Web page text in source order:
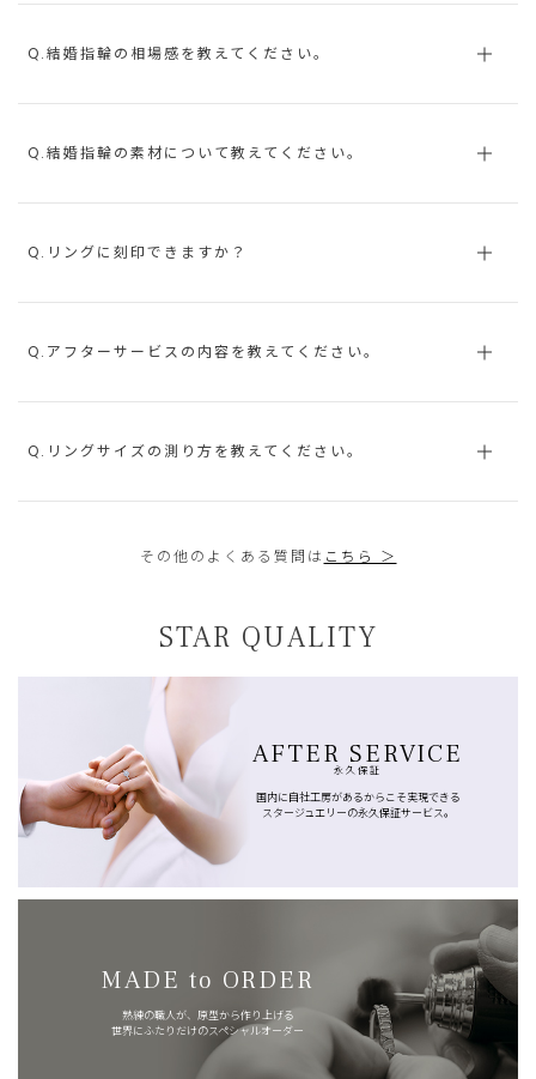
Q.結婚指輪の相場感を教えてください。
Q.結婚指輪の素材について教えてください。
Q.リングに刻印できますか？
Q.アフターサービスの内容を教えてください。
Q.リングサイズの測り方を教えてください。
その他のよくある質問は こちら ＞
STAR QUALITY
AFTER SERVICE
永久保証
国内に自社工房があるからこそ実現できる
スタージュエリーの永久保証サービス。
MADE to ORDER
熟練の職人が、原型から作り上げる
世界にふたりだけのスペシャルオーダー